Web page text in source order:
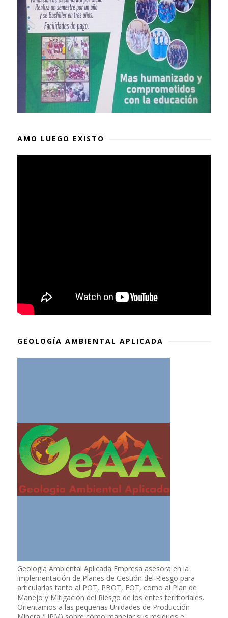
AMO LUEGO EXISTO
GEOLOGÍA AMBIENTAL APLICADA
Geología Ambiental Aplicada Empresa asesora en la
implementación de Planes de Gestión del Riesgo para
articularlas tanto al POT, PBOT, EOT, como al Plan de
Manejo y Mitigación del Riesgo de los entes territoriales.
Orientamos a las pequeñas Unidades de Producción